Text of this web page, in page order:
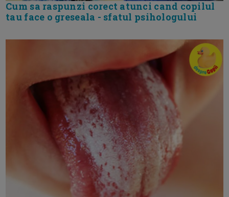
Cum sa raspunzi corect atunci cand copilul
tau face o greseala - sfatul psihologului